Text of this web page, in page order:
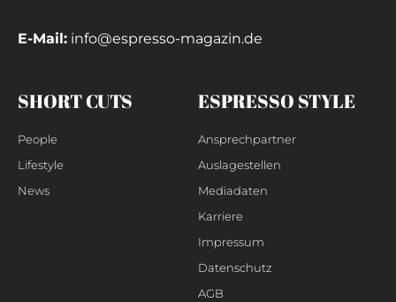
E-Mail: info@espresso-magazin.de
SHORT CUTS
People
Lifestyle
News
ESPRESSO STYLE
Ansprechpartner
Auslagestellen
Mediadaten
Karriere
Impressum
Datenschutz
AGB